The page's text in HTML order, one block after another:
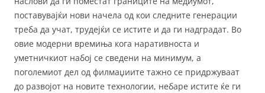
b
o
o
k
n
g
er
поставувајќи нови начела од кои следните генерации
треба да учат, трудејќи се истите и да ги надградат. Во
овие модерни времиња кога наративноста и
уметничкиот набој се сведени на минимум, а
поголемиот дел од филмаџиите тажно се придржуваат
до развојот на новите технологии, небаре истите ќе ги